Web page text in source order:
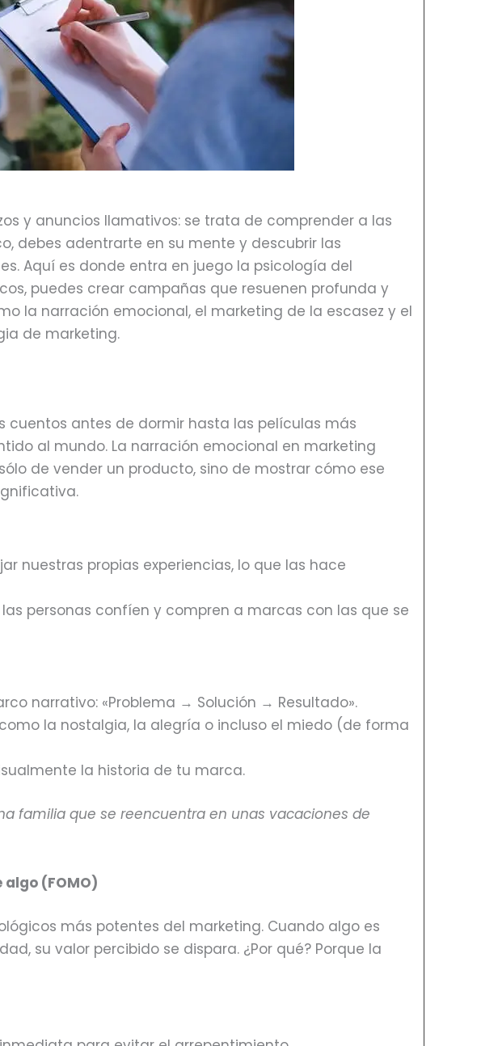
y anuncios llamativos: se trata de comprender a las
debes adentrarte en su mente y descubrir las
Aquí es donde entra en juego la psicología del
puedes crear campañas que resuenen profunda y
la narración emocional, el marketing de la escasez y el
de marketing.
cuentos antes de dormir hasta las películas más
al mundo. La narración emocional en marketing
de vender un producto, sino de mostrar cómo ese
nuestras propias experiencias, lo que las hace
personas confíen y compren a marcas con las que se
narrativo: «Problema → Solución → Resultado».
la nostalgia, la alegría o incluso el miedo (de forma
la historia de tu marca.
familia que se reencuentra en unas vacaciones de
algo (FOMO)
más potentes del marketing. Cuando algo es
su valor percibido se dispara. ¿Por qué? Porque la